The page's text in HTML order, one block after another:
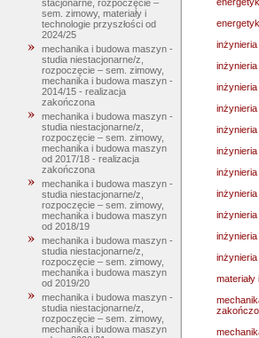
stacjonarne, rozpoczęcie –
sem. zimowy, materiały i
technologie przyszłości od
2024/25
mechanika i budowa maszyn -
studia niestacjonarne/z,
rozpoczęcie – sem. zimowy,
mechanika i budowa maszyn -
2014/15 - realizacja
zakończona
mechanika i budowa maszyn -
studia niestacjonarne/z,
rozpoczęcie – sem. zimowy,
mechanika i budowa maszyn
od 2017/18 - realizacja
zakończona
mechanika i budowa maszyn -
studia niestacjonarne/z,
rozpoczęcie – sem. zimowy,
mechanika i budowa maszyn
od 2018/19
mechanika i budowa maszyn -
studia niestacjonarne/z,
rozpoczęcie – sem. zimowy,
mechanika i budowa maszyn
od 2019/20
mechanika i budowa maszyn -
studia niestacjonarne/z,
rozpoczęcie – sem. zimowy,
mechanika i budowa maszyn
inżynieria
inżynieria
inżynieria
inżynieria
inżynieria
inżynieria